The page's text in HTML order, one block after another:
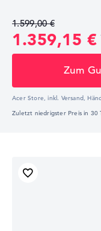
1.599,00 €
1.359,15 €
Zum
Acer Store, inkl. Versand,
Zuletzt niedrigster Preis in 30